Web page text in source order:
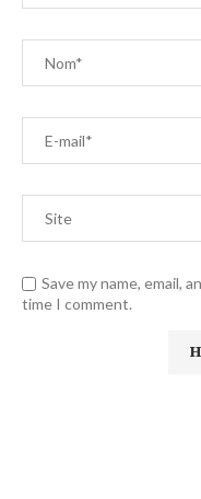
Save my name, email,
time I comment.